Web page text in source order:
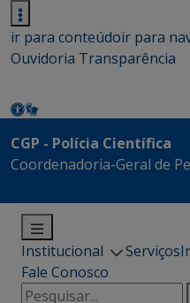
ir para conteúdoir para
Ouvidoria Transparência
CGP - Polícia Científica
Coordenadoria-Geral de
Institucional Serviços
Fale Conosco
Pesquisar